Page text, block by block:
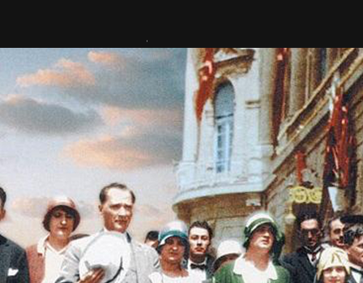
İlk Kadın
Sanatçısı
Avukat